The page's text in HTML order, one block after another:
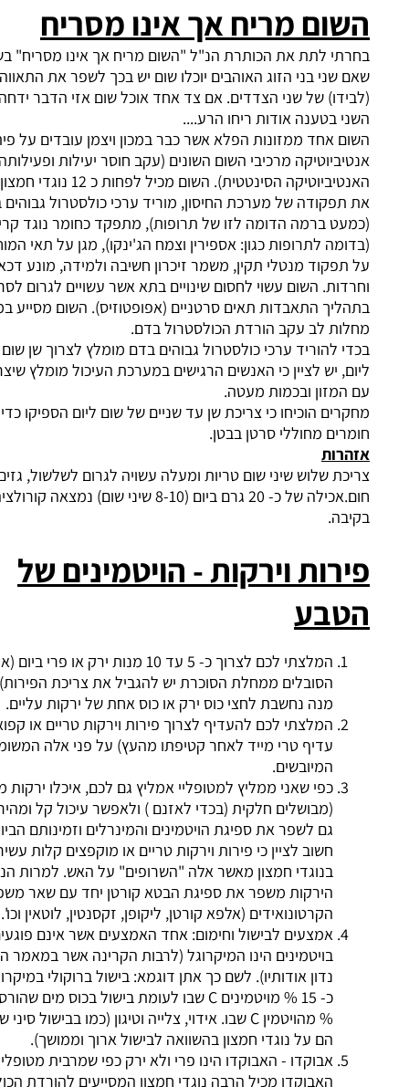
מריח אך אינו מסריח
לתת את הכותרת הנ"ל "השום מריח אך אינו מסריח" בשל כך
בני הזוג האוהבים יוכלו שום יש בכך לשפר את התאווה המינית
של שני הצדדים. אם צד אחד אוכל שום אזי הדבר ידחה את הצד
בטענה אודות ריחו הרע....
אחד ממזונות הפלא אשר כבר במכון ויצמן עובדים על פיתוח
מרכיבי השום השונים (עקב חוסר יעילות ופעילותה של
האנטיביוטיקה הסינטטית). השום מכיל לפחות כ 12 נוגדי חמצון ומעודד
של מערכת החיסון, מוריד ערכי כולסטרול גבוהים בדם
ברמה הדומה לזו של תרופות), מתפקד כחומר נוגד קרישה
לתרופות כגון: אספירין וצמח הג'ינקו), מגן על תאי המוח ושומר
מנטלי תקין, משמר זיכרון חשיבה ולמידה, מונע דכאון
השום עשוי לחסום שינויים בתא אשר עשויים לגרום לסרטן ומסייע
התאבדות תאים סרטניים (אפופטוזיס). השום מסייע במניעת
לב עקב הורדת הכולסטרול בדם.
להוריד ערכי כולסטרול גבוהים בדם מומלץ לצרוך שן שום טריה
יש לציין כי האנשים הרגישים במערכת העיכול מומלץ שיצרכו אותו
ובכמות מעטה.
הוכיחו כי צריכת שן עד שניים של שום ליום הספיקו כדי לחסום
מחוללי סרטן בבטן.
שלוש שיני שום טריות ומעלה עשויה לגרום לשלשול, גזים,
חום.אכילה של כ- 20 גרם ביום (8-10 שיני שום) נמצאה קורולציה לדימום
וירקות - הויטמינים של
המלצתי לכם לצרוך כ- 5 עד 10 מנות ירק או פרי ביום (אנשים
הסובלים ממחלת הסוכרת יש להגביל את צריכת הפירות).
מנה נחשבת לחצי כוס ירק או כוס אחת של ירקות עליים.
המלצתי לכם להעדיף לצרוך פירות וירקות טריים או קפואים (כמובן
עדיף טרי מייד לאחר קטיפתו מהעץ) על פני אלה המשומרים או
כפי שאני ממליץ למטופליי אמליץ גם לכם, איכלו ירקות מוקפצים
(מבושלים חלקית (בכדי לאזנם ) ולאפשר עיכול קל ומהיר יותר כך
גם לשפר את ספיגת הויטמינים והמינרלים וזמינותם הביולוגית.
חשוב לציין כי פירות וירקות טריים או מוקפצים קלות עשירים יותר
בנוגדי חמצון מאשר אלה "השרופים" על האש. למרות הנ"ל בישול
הירקות משפר את ספיגת הבטא קורטן יחד עם שאר משפחתו-
הקרטונואידים (אלפא קורטן, ליקופן, זקסנטין, לוטאין וכו'.
אמצעים לבישול וחימום: אחד האמצעים אשר אינם פוגעים
בויטמינים הינו המיקרוגל (לרבות הקרינה אשר במאמר הנ"ל לא
נדון אודותיו). לשם כך אתן דוגמא: בישול ברוקולי במיקרוגל הורס
כ- 15 % מויטמינים C שבו לעומת בישול בכוס מים שהורסת כ- 50
% מהויטמין C שבו. אידוי, צלייה וטיגון (כמו בבישול סיני שומרים אף
הם על נוגדי חמצון בהשוואה לבישול ארוך וממושך).
אבוקדו - האבוקדו הינו פרי ולא ירק כפי שמרבית מטופליי חושבים.
האבוקדו מכיל הרבה נוגדי חמצון המסייעים להורדת הכולסטרול